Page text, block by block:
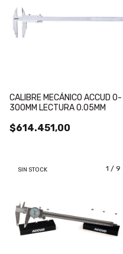
CALIBRE MECÁNICO ACCUD 0-
300MM LECTURA 0.05MM
$614.451,00
1 / 9
SIN STOCK